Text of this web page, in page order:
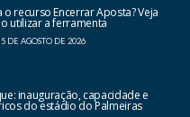
recurso Encerrar Aposta? Veja
utilizar a ferramenta
5 DE AGOSTO DE 2026
inauguração, capacidade e
do estádio do Palmeiras